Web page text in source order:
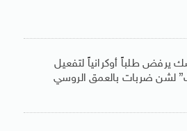
يرفض طلباً أوكرانياً لتفعيل
لشن ضربات بالعمق الروسي